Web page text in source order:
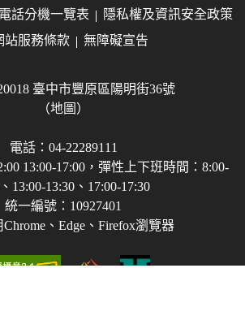
話分機一覽表
隱私權及資訊安全政策
站服務條款
無障礙宣告
臺中市豐原區陽明街36號
（地圖）
電話：04-22289111
13:00-17:00，彈性上下班時間：8:00-
13:00-13:30、17:00-17:30
統一編號：10927401
、Edge、Firefox瀏覽器